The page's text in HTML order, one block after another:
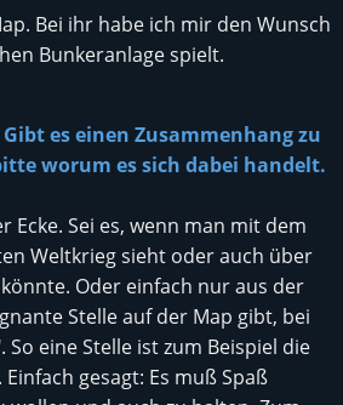
Bei ihr habe ich mir den Wunsch
Bunkeranlage spielt.
es einen Zusammenhang zu
worum es sich dabei handelt.
Sei es, wenn man mit dem
Weltkrieg sieht oder auch über
Oder einfach nur aus der
Stelle auf der Map gibt, bei
eine Stelle ist zum Beispiel die
gesagt: Es muß Spaß